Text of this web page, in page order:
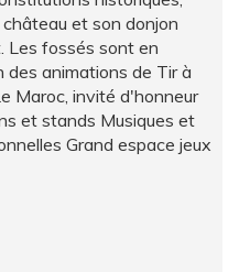
et son donjon
Les fossés sont en
des animations de Tir à
Maroc, invité d'honneur
et stands Musiques et
Grand espace jeux